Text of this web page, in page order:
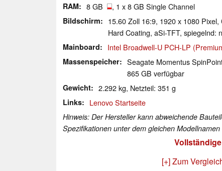
RAM 8 GB , 1 x 8 GB Single Channel
Bildschirm
15.60 Zoll 16:9, 1920 x 1080
Hard Coating, aSi-TFT, spiegelnd:
Mainboard Intel Broadwell-U PCH-LP
Massenspeicher Seagate Momentus
865 GB verfügbar
Gewicht 2.292 kg, Netzteil: 351 g
Links Lenovo Startseite
Hinweis: Der Hersteller kann abweichende
Spezifikationen unter dem gleichen Modellnamen
[+] Zum